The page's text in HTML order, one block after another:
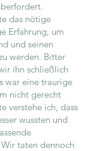
das nötige
Erfahrung, um
und seinen
werden. Bitter
ihn schließlich
war eine traurige
nicht gerecht
verstehe ich, dass
wussten und
taten dennoch